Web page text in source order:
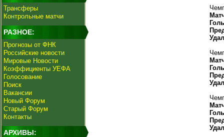
Трансферы
Контрольные матчи
РАЗНОЕ:
Прогнозы от ФНК
Российские новости
Мировые Новости
Коэффициенты УЕФА
Голосование
Поиск
Вакансии
Новый Форум
Старый Форум
Контакты
АРХИВЫ: